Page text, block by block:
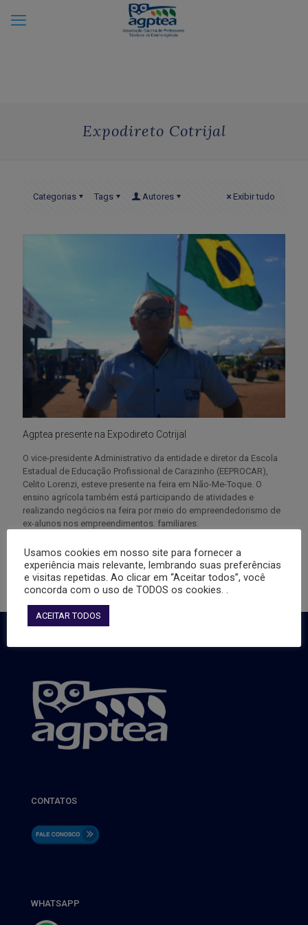
Expodireto Cotrijal
Categorias Tags Autores Exibir tudo
Agptea presente na Expodireto Cotrijal
O vice-presidente Administrativo da entidade e diretor da Escola
Estadual de Educação Profissional de Carazinho (EEPROCAR),
Celito Lorenzi, esteve presente na feira em Não-Me-Toque. O
ensino agrícola também está participando de atividades e
realizando negócios na feira por meio do empreendedorismo de
ex-alunos nos empreendimentos. familiares.
3 0 Leia mais
CONTATOS
WHATSAPP
Usamos cookies em nosso site para fornecer a
experiência mais relevante, lembrando suas preferências
e visitas repetidas. Ao clicar em “Aceitar todos”, você
concorda com o uso de TODOS os cookies. .
ACEITAR TODOS